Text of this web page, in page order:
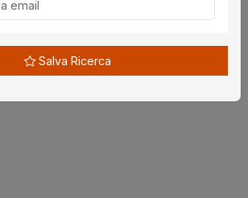
Salva Ricerca